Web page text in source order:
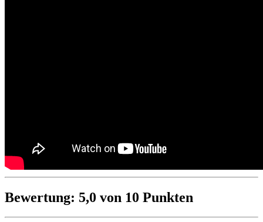
Bewertung: 5,0 von 10 Punkten